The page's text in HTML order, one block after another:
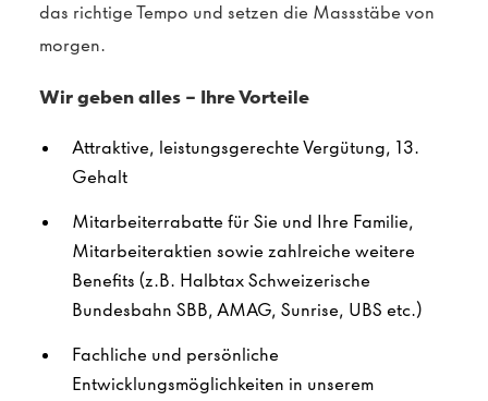
das richtige Tempo und setzen die Massstäbe von
morgen.
Wir geben alles – Ihre Vorteile
Attraktive, leistungsgerechte Vergütung, 13.
Gehalt
Mitarbeiterrabatte für Sie und Ihre Familie,
Mitarbeiteraktien sowie zahlreiche weitere
Benefits (z.B. Halbtax Schweizerische
Bundesbahn SBB, AMAG, Sunrise, UBS etc.​)
Fachliche und persönliche
Entwicklungsmöglichkeiten in unserem